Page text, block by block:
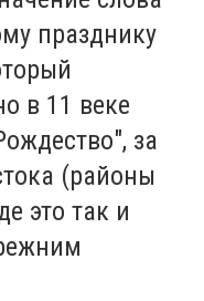
празднику
в 11 веке
за
(районы
это так и